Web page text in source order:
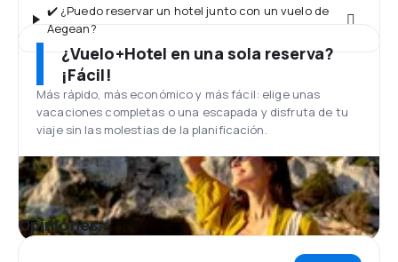
✔️ ¿Puedo reservar un hotel junto con un vuelo de
Aegean?
¿Vuelo+Hotel en una sola reserva?
¡Fácil!
Más rápido, más económico y más fácil: elige unas
vacaciones completas o una escapada y disfruta de tu
viaje sin las molestias de la planificación.
Opiniones